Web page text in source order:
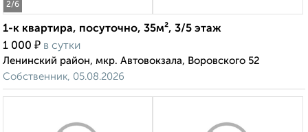
2/6
1-к квартира, посуточно, 35м², 3/5 этаж
1 000 ₽ в сутки
Ленинский район, мкр. Автовокзала, Воровского 52
Собственник, 05.08.2026